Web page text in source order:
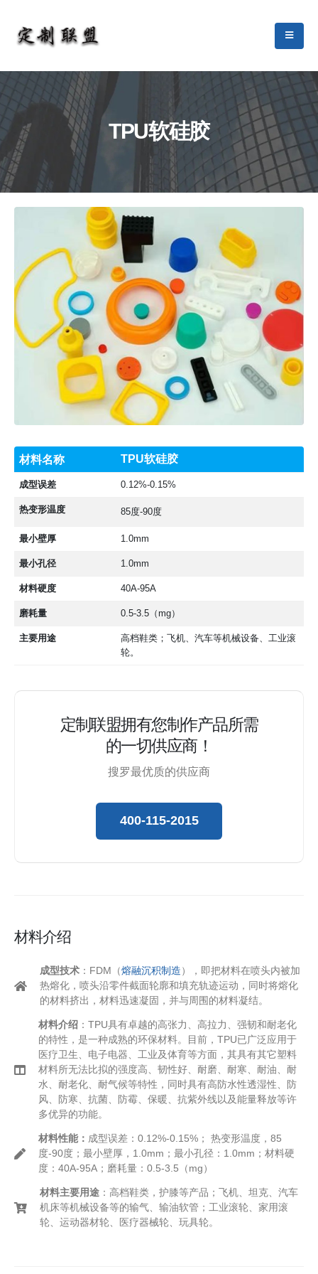
TPU软硅胶
3D打印材料,软胶
材料名称 TPU软硅胶
成型误差 0.12%-0.15%
热变形温度 85度-90度
最小壁厚 1.0mm
最小孔径 1.0mm
材料硬度 40A-95A
磨耗量 0.5-3.5（mg）
主要用途
高档鞋类；飞机、汽车等机械设备、工业滚
轮。
定制联盟拥有您制作产品所需
的一切供应商！
搜罗最优质的供应商
400-115-2015
材料介绍
成型技术 ： FDM（熔融沉积制造），即把材料在喷头内被加
热熔化，喷头沿零件截面轮廓和填充轨迹运动，同时将熔化
的材料挤出，材料迅速凝固，并与周围的材料凝结。
材料介绍 ：TPU具有卓越的高张力、高拉力、强韧和耐老化
的特性，是一种成熟的环保材料。目前，TPU已广泛应用于
医疗卫生、电子电器、工业及体育等方面，其具有其它塑料
材料所无法比拟的强度高、韧性好、耐磨、耐寒、耐油、耐
水、耐老化、耐气候等特性，同时具有高防水性透湿性、防
风、防寒、抗菌、防霉、保暖、抗紫外线以及能量释放等许
多优异的功能。
材料性能： 成型误差：0.12%-0.15%； 热变形温度，85
度-90度；最小壁厚，1.0mm；最小孔径：1.0mm；材料硬
度：40A-95A；磨耗量：0.5-3.5（mg）
材料主要用途 ：高档鞋类，护膝等产品；飞机、坦克、汽车
机床等机械设备等的输气、输油软管；工业滚轮、家用滚
轮、运动器材轮、医疗器械轮、玩具轮。